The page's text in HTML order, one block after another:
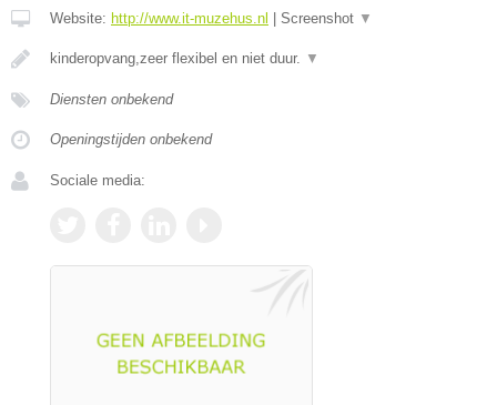
Website: http://www.it-muzehus.nl Screenshot ▼
kinderopvang,zeer flexibel en niet duur. ▼
Diensten onbekend
Openingstijden onbekend
Sociale media: